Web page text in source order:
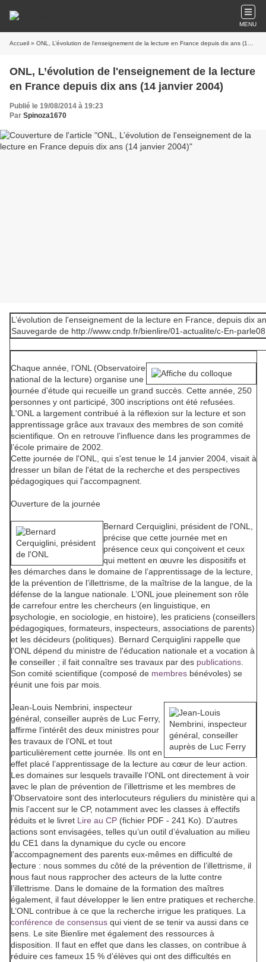
MENU
Accueil » ONL, L’évolution de l'enseignement de la lecture en France depuis dix ans (14 janvier 2004)
ONL, L’évolution de l'enseignement de la lecture
en France depuis dix ans (14 janvier 2004)
Publié le 19/08/2014 à 19:23
Par Spinoza1670
L’évolution de l'enseignement de la lecture en France, depuis dix
Sauvegarde de http://www.cndp.fr/bienlire/01-actualite/c-En-
Chaque année, l’ONL (Observatoire
national de la lecture) organise une
journée d’étude qui recueille un grand succès. Cette année, 250
personnes y ont participé, 300 inscriptions ont été refusées.
L'ONL a largement contribué à la réflexion sur la lecture et son
apprentissage grâce aux travaux des membres de son comité
scientifique. On en retrouve l’influence dans les programmes de
l’école primaire de 2002.
Cette journée de l'ONL, qui s'est tenue le 14 janvier 2004, visait à
dresser un bilan de l'état de la recherche et des perspectives
pédagogiques qui l'accompagnent.
Ouverture de la journée
Bernard Cerquiglini , président de l'ONL,
précise que cette journée met en
présence ceux qui conçoivent et ceux
qui mettent en œuvre les dispositifs et
les démarches dans le domaine de l’apprentissage de la lecture,
de la prévention de l’illettrisme, de la maîtrise de la langue, de la
défense de la langue nationale. L’ONL joue pleinement son rôle
de carrefour entre les chercheurs (en linguistique, en
psychologie, en sociologie, en histoire), les praticiens (conseillers
pédagogiques, formateurs, inspecteurs, associations de parents)
et les décideurs (politiques). Bernard Cerquiglini rappelle que
l’ONL dépend du ministre de l'éducation nationale et a vocation à
le conseiller ; il fait connaître ses travaux par des publications
Son comité scientifique (composé de membres bénévoles) se
réunit une fois par mois.
Jean-Louis Nembrini , inspecteur
général, conseiller auprès de Luc Ferry,
affirme l’intérêt des deux ministres pour
les travaux de l’ONL et tout
particulièrement cette journée. Ils ont en
effet placé l’apprentissage de la lecture au cœur de leur action.
Les domaines sur lesquels travaille l’ONL ont directement à voir
avec le plan de prévention de l’illettrisme et les membres de
l’Observatoire sont des interlocuteurs réguliers du ministère qui a
mis l’accent sur le CP, notamment avec les classes à effectifs
réduits et le livret Lire au CP (fichier PDF - 241 Ko). D’autres
actions sont envisagées, telles qu’un outil d’évaluation au milieu
du CE1 dans la dynamique du cycle ou encore
l’accompagnement des parents eux-mêmes en difficulté de
lecture : nous sommes du côté de la prévention de l’illettrisme, il
nous faut nous rapprocher des acteurs de la lutte contre
l’illettrisme. Dans le domaine de la formation des maîtres
également, il faut développer le lien entre pratiques et recherche.
L’ONL contribue à ce que la recherche irrigue les pratiques. La
conférence de consensus qui vient de se tenir va aussi dans ce
sens. Le site Bienlire met également des ressources à
disposition. Il faut en effet que dans les classes, on contribue à
réduire ces fameux 15 % d’élèves qui ont des difficultés en